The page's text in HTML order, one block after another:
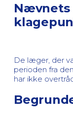
Nævnets
De læger, der
perioden fra
har ikke